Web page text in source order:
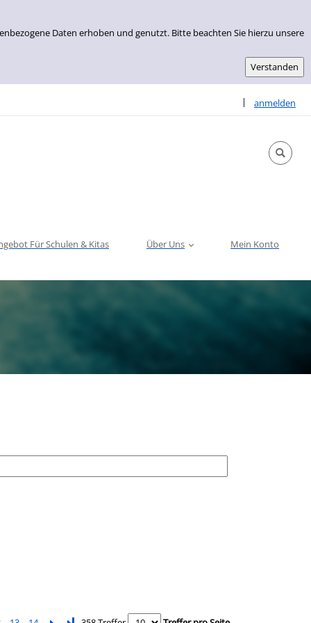
Daten erhoben und genutzt. Bitte beachten Sie hierzu unsere
| anmelden
Sprache
Für Schulen & Kitas Über Uns Mein Konto